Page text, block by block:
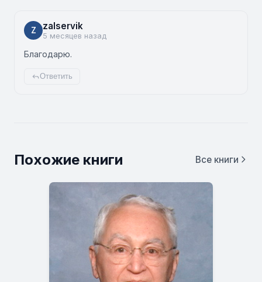
Z zalservik
5 месяцев назад
Благодарю.
Ответить
Похожие книги Все книги